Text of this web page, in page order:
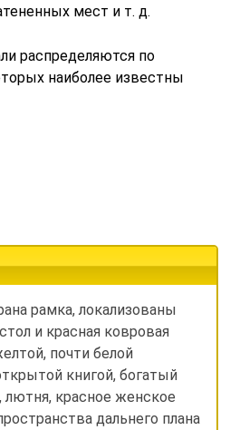
мест и т. д.
распределяются по
наиболее известны
рамка, локализованы
и красная ковровая
почти белой
книгой, богатый
лютня, красное женское
дальнего плана